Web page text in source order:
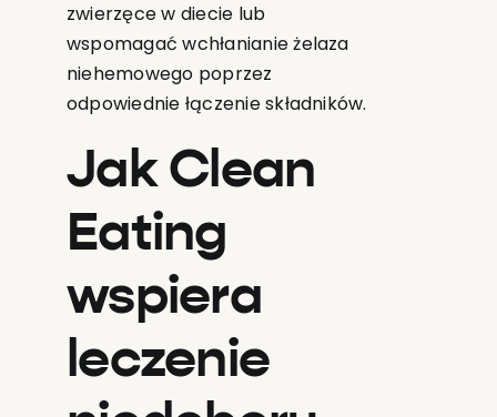
zwierzęce w diecie lub
wspomagać wchłanianie żelaza
niehemowego poprzez
odpowiednie łączenie składników.
Jak Clean
Eating
wspiera
leczenie